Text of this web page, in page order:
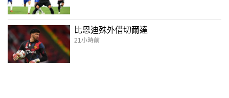
比恩迪殊外借切爾達
21小時前